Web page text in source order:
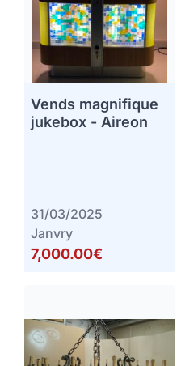
Vends magnifique
jukebox - Aireon
31/03/2025
Janvry
7,000.00€